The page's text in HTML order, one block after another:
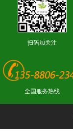
扫码加关注
全国服务热线